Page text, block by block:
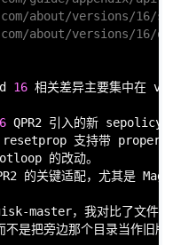
about/versions/16/
about/versions/16/
16 相关差异主要集中在
QPR2 引入的新 sepolicy
，resetprop 支持带
的改动。
的关键适配，尤其是
master，我对比了文件清
不是把旁边那个目录当作旧版